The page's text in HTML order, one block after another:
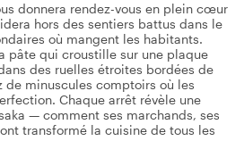
donnera rendez-vous en plein cœur
hors des sentiers battus dans le
où mangent les habitants.
pâte qui croustille sur une plaque
des ruelles étroites bordées de
de minuscules comptoirs où les
Chaque arrêt révèle une
— comment ses marchands, ses
transformé la cuisine de tous les